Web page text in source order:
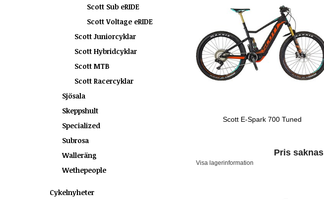
Scott Sub eRIDE
Scott Voltage eRIDE
Scott Juniorcyklar
Scott Hybridcyklar
Scott MTB
Scott Racercyklar
Sjösala
Skeppshult
Specialized
Subrosa
Walleräng
Wethepeople
Cykelnyheter
Scott E-Spark 700 Tuned
Pris saknas
Visa lagerinformation